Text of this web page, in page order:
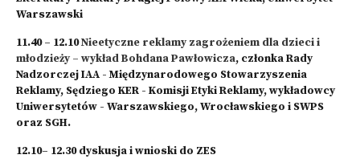
Warszawski
11.40 – 12.10Nieetyczne reklamy zagrożeniem dla dzieci i
młodzieży – wykład Bohdana Pawłowicza, członka Rady
Nadzorczej IAA - Międzynarodowego Stowarzyszenia
Reklamy, Sędziego KER - Komisji Etyki Reklamy, wykładowcy
Uniwersytetów - Warszawskiego, Wrocławskiego i SWPS
oraz SGH.
12.10– 12.30 dyskusja i wnioski do ZES